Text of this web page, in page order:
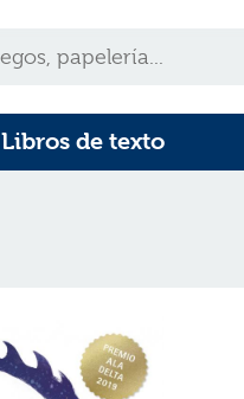
Libros de texto